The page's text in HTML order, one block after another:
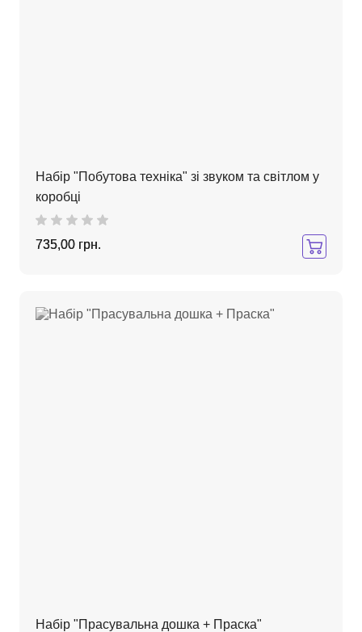
Набір "Побутова техніка" зі звуком та світлом у
коробці
735,00 грн.
Набір "Прасувальна дошка + Праска"